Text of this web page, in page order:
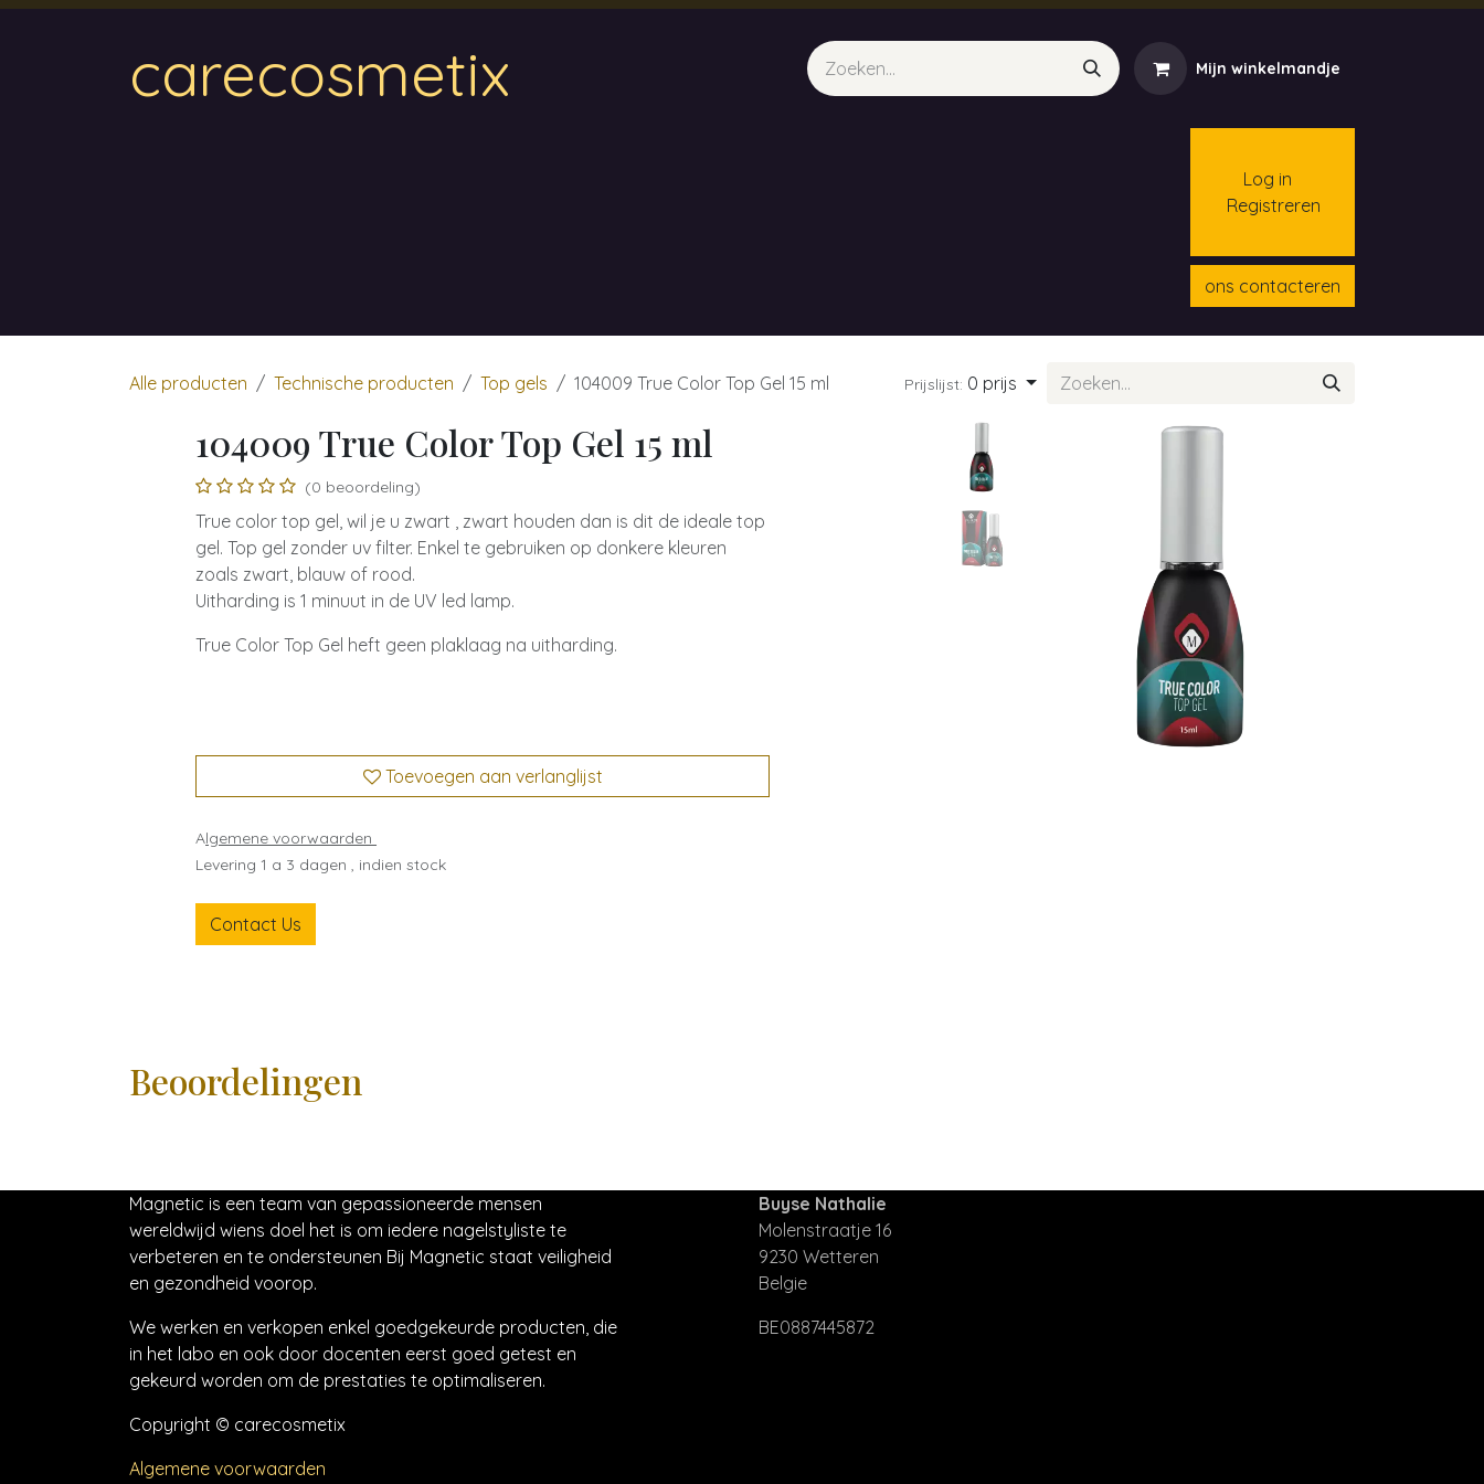
carecosmetix Mijn winkelmandje
Log in
Registreren
ons contacteren
Alle producten Technische producten Top gels 104009 True Color Top Gel 15 ml Prijslijst: 0 prijs
104009 True Color Top Gel 15 ml
(0 beoordeling)
True color top gel, wil je u zwart , zwart houden dan is dit de ideale top
gel. Top gel zonder uv filter. Enkel te gebruiken op donkere kleuren
zoals zwart, blauw of rood.
Uitharding is 1 minuut in de UV led lamp.
True Color Top Gel heft geen plaklaag na uitharding.
Toevoegen aan verlanglijst
Algemene voorwaarden
Levering 1 a 3 dagen , indien stock
Contact Us
Beoordelingen
Magnetic is een team van gepassioneerde mensen
wereldwijd wiens doel het is om iedere nagelstyliste te
verbeteren en te ondersteunen Bij Magnetic staat veiligheid
en gezondheid voorop.
We werken en verkopen enkel goedgekeurde producten, die
in het labo en ook door docenten eerst goed getest en
gekeurd worden om de prestaties te optimaliseren.
Copyright © carecosmetix
Algemene voorwaarden
Buyse Nathalie
Molenstraatje 16
9230 Wetteren
Belgie
BE0887445872